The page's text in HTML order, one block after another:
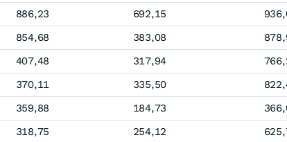
886,23 692,15
854,68 383,08
407,48 317,94
370,11 335,50
359,88 184,73
318,75 254,12